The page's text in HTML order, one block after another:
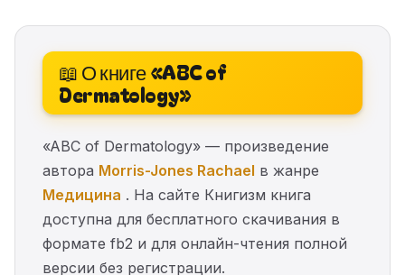
📖 О книге «ABC of
Dermatology»
«ABC of Dermatology» — произведение
автора Morris-Jones Rachael в жанре
Медицина . На сайте Книгизм книга
доступна для бесплатного скачивания в
формате fb2 и для онлайн-чтения полной
версии без регистрации.